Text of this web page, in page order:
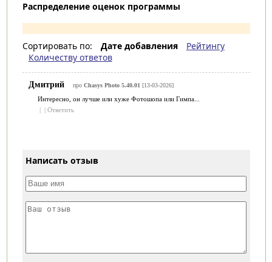
Распределение оценок программы
Сортировать по: Дате добавления
Рейтингу
Количеству ответов
Дмитрий про Chasys Photo 5.40.01 [13-03-2026]
Интересно, он лучше или хуже Фотошопа или Гимпа...
| | Ответить
Написать отзыв